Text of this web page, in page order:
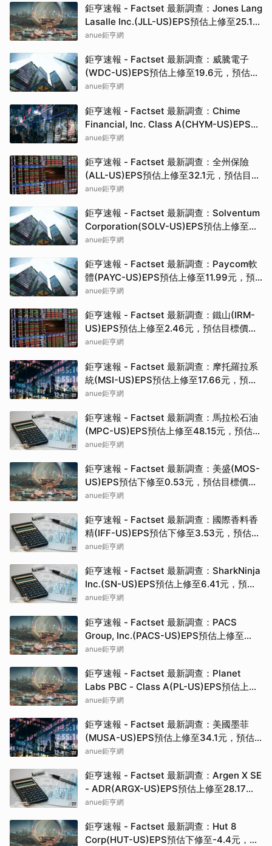
鉅亨速報 - Factset 最新調查：Jones Lang
Lasalle Inc.(JLL-US)EPS預估上修至25.14
元，預估目標價為415.00元
anue鉅亨網
鉅亨速報 - Factset 最新調查：威騰電子
(WDC-US)EPS預估上修至19.6元，預估目
標價為620.00元
anue鉅亨網
鉅亨速報 - Factset 最新調查：Chime
Financial, Inc. Class A(CHYM-US)EPS預
估上修至0.35元，預估目標價為33.00元
anue鉅亨網
鉅亨速報 - Factset 最新調查：全州保險
(ALL-US)EPS預估上修至32.1元，預估目標
價為258.00元
anue鉅亨網
鉅亨速報 - Factset 最新調查：Solventum
Corporation(SOLV-US)EPS預估上修至
7.15元，預估目標價為95.00元
anue鉅亨網
鉅亨速報 - Factset 最新調查：Paycom軟
體(PAYC-US)EPS預估上修至11.99元，預
估目標價為205.00元
anue鉅亨網
鉅亨速報 - Factset 最新調查：鐵山(IRM-
US)EPS預估上修至2.46元，預估目標價為
143.00元
anue鉅亨網
鉅亨速報 - Factset 最新調查：摩托羅拉系
統(MSI-US)EPS預估上修至17.66元，預估
目標價為527.00元
anue鉅亨網
鉅亨速報 - Factset 最新調查：馬拉松石油
(MPC-US)EPS預估上修至48.15元，預估目
標價為321.00元
anue鉅亨網
鉅亨速報 - Factset 最新調查：美盛(MOS-
US)EPS預估下修至0.53元，預估目標價為
27.00元
anue鉅亨網
鉅亨速報 - Factset 最新調查：國際香料香
精(IFF-US)EPS預估下修至3.53元，預估目
標價為95.00元
anue鉅亨網
鉅亨速報 - Factset 最新調查：SharkNinja
Inc.(SN-US)EPS預估上修至6.41元，預估
目標價為204.00元
anue鉅亨網
鉅亨速報 - Factset 最新調查：PACS
Group, Inc.(PACS-US)EPS預估上修至
2.36元，預估目標價為54.50元
anue鉅亨網
鉅亨速報 - Factset 最新調查：Planet
Labs PBC - Class A(PL-US)EPS預估上修
至-0.08元，預估目標價為49.00元
anue鉅亨網
鉅亨速報 - Factset 最新調查：美國墨菲
(MUSA-US)EPS預估上修至34.1元，預估
目標價為625.00元
anue鉅亨網
鉅亨速報 - Factset 最新調查：Argen X SE
- ADR(ARGX-US)EPS預估上修至28.17
元，預估目標價為1,067.00元
anue鉅亨網
鉅亨速報 - Factset 最新調查：Hut 8
Corp(HUT-US)EPS預估下修至-4.4元，預